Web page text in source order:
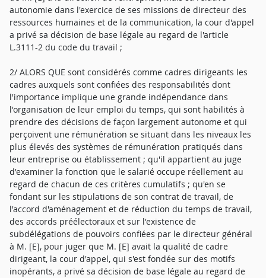
autonomie dans l'exercice de ses missions de directeur des
ressources humaines et de la communication, la cour d'appel
a privé sa décision de base légale au regard de l'article
L.3111-2 du code du travail ;
2/ ALORS QUE sont considérés comme cadres dirigeants les
cadres auxquels sont confiées des responsabilités dont
l'importance implique une grande indépendance dans
l'organisation de leur emploi du temps, qui sont habilités à
prendre des décisions de façon largement autonome et qui
perçoivent une rémunération se situant dans les niveaux les
plus élevés des systèmes de rémunération pratiqués dans
leur entreprise ou établissement ; qu'il appartient au juge
d'examiner la fonction que le salarié occupe réellement au
regard de chacun de ces critères cumulatifs ; qu'en se
fondant sur les stipulations de son contrat de travail, de
l'accord d'aménagement et de réduction du temps de travail,
des accords préélectoraux et sur l'existence de
subdélégations de pouvoirs confiées par le directeur général
à M. [E], pour juger que M. [E] avait la qualité de cadre
dirigeant, la cour d'appel, qui s'est fondée sur des motifs
inopérants, a privé sa décision de base légale au regard de